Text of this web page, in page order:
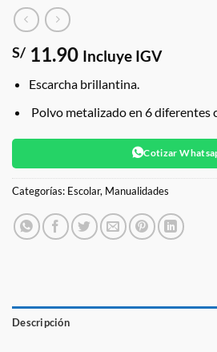
S/ 11.90 Incluye IGV
Escarcha brillantina.
Polvo metalizado en 6 diferentes
Cotizar
Categorías: Escolar, Manualidades
Descripción